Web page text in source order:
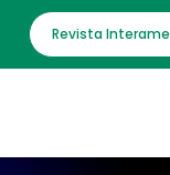
Revista